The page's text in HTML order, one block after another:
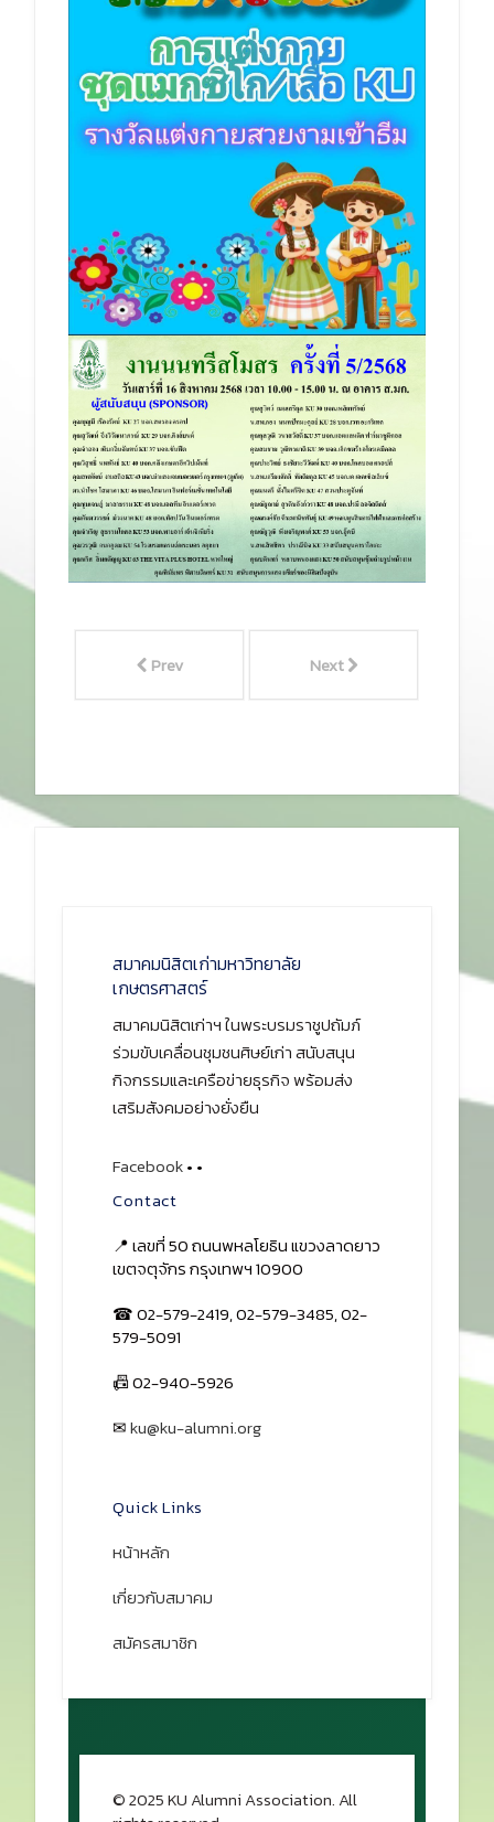
Prev Next
สมาคมนิสิตเก่ามหาวิทยาลัย
เกษตรศาสตร์
สมาคมนิสิตเก่าฯ ในพระบรมราชูปถัมภ์
ร่วมขับเคลื่อนชุมชนศิษย์เก่า สนับสนุน
กิจกรรมและเครือข่ายธุรกิจ พร้อมส่ง
เสริมสังคมอย่างยั่งยืน
Facebook• •
Contact
📍 เลขที่ 50 ถนนพหลโยธิน แขวงลาดยาว
เขตจตุจักร กรุงเทพฯ 10900
☎ 02-579-2419, 02-579-3485, 02-
579-5091
📠 02-940-5926
✉ku@ku-alumni.org
Quick Links
หน้าหลัก
เกี่ยวกับสมาคม
สมัครสมาชิก
© 2025 KU Alumni Association. All